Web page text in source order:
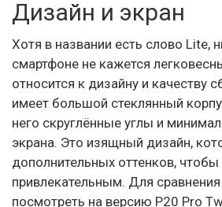
Дизайн и экран
Хотя в названии есть слово Lite,
смартфоне не кажется
относится к дизайну и качеству
имеет большой стеклянный
него скруглённые углы и
экрана. Это изящный дизайн,
дополнительных оттенков,
привлекательным. Для
посмотреть на версию P20 Pro